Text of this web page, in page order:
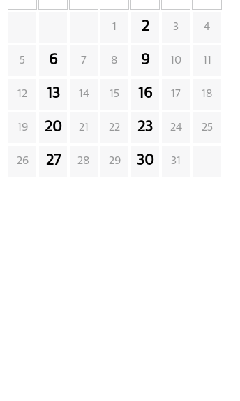
1 2 3 4
5 6 7 8 9 10 11
12 13 14 15 16 17 18
19 20 21 22 23 24 25
26 27 28 29 30 31